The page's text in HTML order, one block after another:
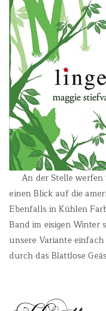
An der Stelle werfen
einen Blick auf die
Ebenfalls in Kühlen
Band im eisigen Winter
unsere Variante
durch das Blattlose